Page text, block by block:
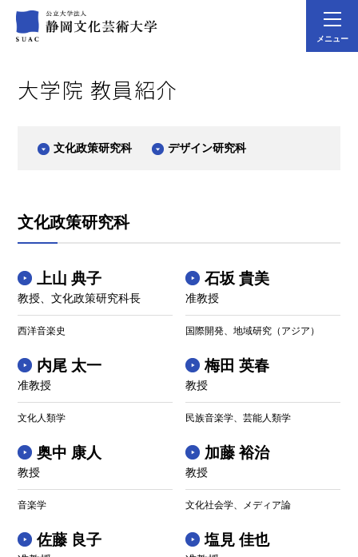
メニュー
大学院 教員紹介
文化政策研究科 デザイン研究科
文化政策研究科
上山 典子
教授、文化政策研究科長
西洋音楽史
石坂 貴美
准教授
国際開発、地域研究（アジア）
内尾 太一
准教授
文化人類学
梅田 英春
教授
民族音楽学、芸能人類学
奥中 康人
教授
音楽学
加藤 裕治
教授
文化社会学、メディア論
佐藤 良子 塩見 佳也